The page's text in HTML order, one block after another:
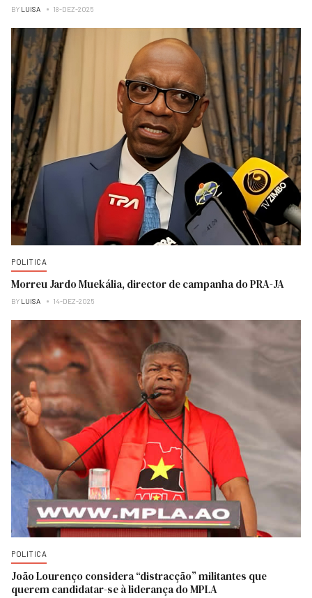
BY LUISA 18-DEZ-2025
POLITICA
Morreu Jardo Muekália, director de campanha do PRA-JA
BY LUISA 14-DEZ-2025
POLITICA
João Lourenço considera “distracção” militantes que
querem candidatar-se à liderança do MPLA